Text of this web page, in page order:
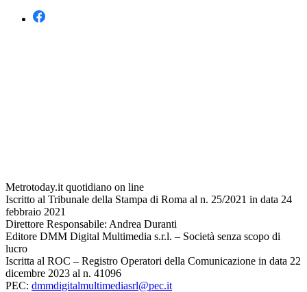
Metrotoday.it quotidiano on line
Iscritto al Tribunale della Stampa di Roma al n. 25/2021 in data 24
febbraio 2021
Direttore Responsabile: Andrea Duranti
Editore DMM Digital Multimedia s.r.l. – Società senza scopo di
lucro
Iscritta al ROC – Registro Operatori della Comunicazione in data 22
dicembre 2023 al n. 41096
PEC: dmmdigitalmultimediasrl@pec.it